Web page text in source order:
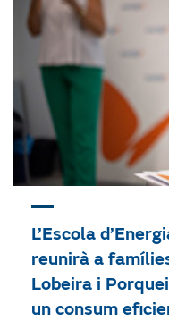
L’Escola
reunirà a
Lobeira i
un consum